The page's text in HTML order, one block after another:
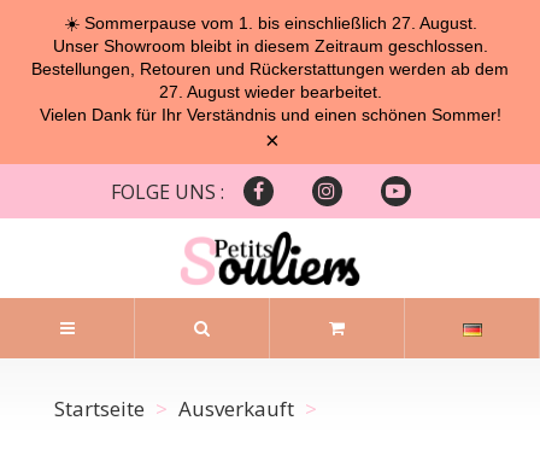
☀️ Sommerpause vom 1. bis einschließlich 27. August.
Unser Showroom bleibt in diesem Zeitraum geschlossen.
Bestellungen, Retouren und Rückerstattungen werden ab dem
27. August wieder bearbeitet.
Vielen Dank für Ihr Verständnis und einen schönen Sommer!
×
FOLGE UNS :
Startseite Ausverkauft